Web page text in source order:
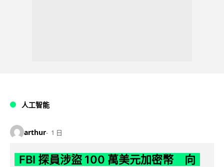
人工智能
arthur 1 日
FBI 探員涉盜 100 萬美元加密幣 向